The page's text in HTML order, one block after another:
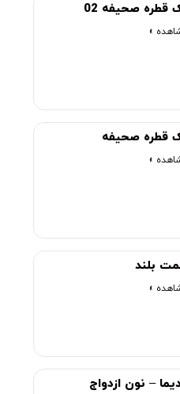
قطره صحیفه 02
»
قطره صحیفه
»
بلند
»
– نون ازدواج